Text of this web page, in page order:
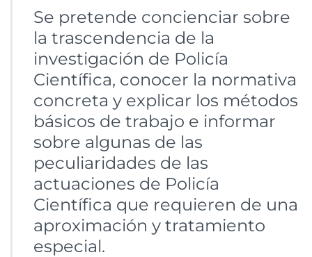
Se pretende concienciar sobre
la trascendencia de la
investigación de Policía
Científica, conocer la normativa
concreta y explicar los métodos
básicos de trabajo e informar
sobre algunas de las
peculiaridades de las
actuaciones de Policía
Científica que requieren de una
aproximación y tratamiento
especial.